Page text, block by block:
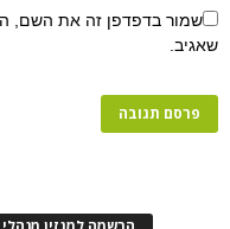
שמור בדפדפן זה את השם,
שאגיב.